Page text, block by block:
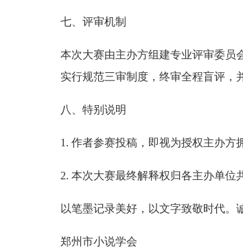
七、评审机制
本次大赛由主办方组建专业评审委员
实行规范三审制度，终审全程盲评，
八、特别说明
1. 作者参赛投稿，即视为授权主办方
2. 本次大赛最终解释权归各主办单位
以笔墨记录美好，以文字致敬时代。
郑州市小说学会